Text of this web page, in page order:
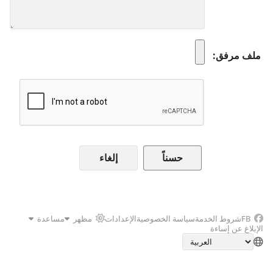
ملف مرفق
إلغاء
FBشروط الخدمةسياسة الخصوصيةالإعدادات مظهر
مساعدة
الإبلاغ عن إساءة